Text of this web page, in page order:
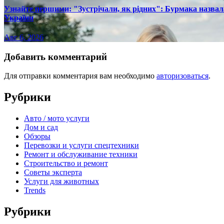
Узнайте першими: "Зустрічали, як рідних": Бурмака
України
Авг 6, 2026
Добавить комментарий
Для отправки комментария вам необходимо авторизоваться.
Рубрики
Авто / мото услуги
Дом и сад
Обзоры
Перевозки и услуги спецтехники
Ремонт и обслуживание техники
Строительство и ремонт
Советы эксперта
Услуги для животных
Trends
Рубрики